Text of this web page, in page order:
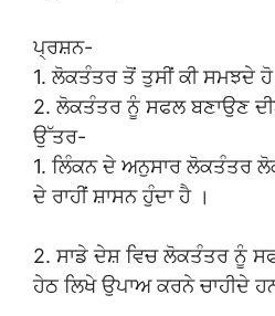
ਪ੍ਰਸ਼ਨ-
1. ਲੋਕਤੰਤਰ ਤੋਂ ਤੁਸੀਂ ਕੀ ਸਮਝਦੇ ਹੋ
2. ਲੋਕਤੰਤਰ ਨੂੰ ਸਫਲ ਬਣਾਉਣ
ਉੱਤਰ-
1. ਲਿੰਕਨ ਦੇ ਅਨੁਸਾਰ ਲੋਕਤੰਤਰ
ਦੇ ਰਾਹੀਂ ਸ਼ਾਸਨ ਹੁੰਦਾ ਹੈ ।
2. ਸਾਡੇ ਦੇਸ਼ ਵਿਚ ਲੋਕਤੰਤਰ ਨੂੰ
ਹੇਠ ਲਿਖੇ ਉਪਾਅ ਕਰਨੇ ਚਾਹੀਦੇ